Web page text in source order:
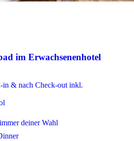
im Erwachsenenhotel
in & nach Check-out inkl.
deiner Wahl